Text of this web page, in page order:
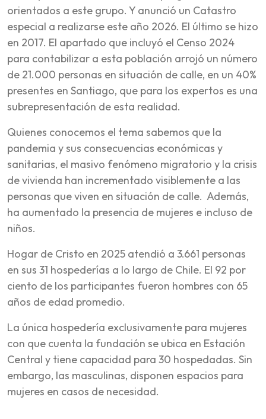
orientados a este grupo. Y anunció un Catastro
especial a realizarse este año 2026. El último se hizo
en 2017. El apartado que incluyó el Censo 2024
para contabilizar a esta población arrojó un número
de 21.000 personas en situación de calle, en un 40%
presentes en Santiago, que para los expertos es una
subrepresentación de esta realidad.
Quienes conocemos el tema sabemos que la
pandemia y sus consecuencias económicas y
sanitarias, el masivo fenómeno migratorio y la crisis
de vivienda han incrementado visiblemente a las
personas que viven en situación de calle. Además,
ha aumentado la presencia de mujeres e incluso de
niños.
Hogar de Cristo en 2025 atendió a 3.661 personas
en sus 31 hospederías a lo largo de Chile. El 92 por
ciento de los participantes fueron hombres con 65
años de edad promedio.
La única hospedería exclusivamente para mujeres
con que cuenta la fundación se ubica en Estación
Central y tiene capacidad para 30 hospedadas. Sin
embargo, las masculinas, disponen espacios para
mujeres en casos de necesidad.